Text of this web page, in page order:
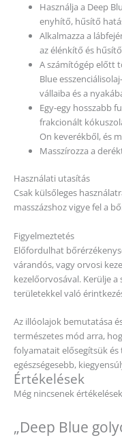
Használja a Deep
enyhítő, hűsítő
Alkalmazza a
az élénkítő és
A számítógép előtt
Blue
vállaiba és a
Egy-egy hosszabb
frakcionált
On keverékből, és
Masszírozza a
Használati utasítás
Csak külsőleges
masszázshoz vigye fel a
Figyelmeztetés
Előfordulhat
várandós, vagy orvosi
kezelőorvosával. Kerülje
területekkel való
Az illóolajok bemutatása
természetes mód arra,
folyamatait elősegítsük és
egészségesebb,
Értékelések
Még nincsenek
„Deep Blue